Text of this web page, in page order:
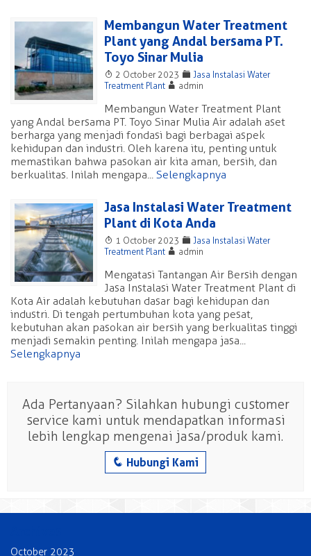
Membangun Water Treatment
Plant yang Andal bersama PT.
Toyo Sinar Mulia
T 2 October 2023 F Jasa Instalasi Water
Treatment Plant A admin
Membangun Water Treatment Plant
yang Andal bersama PT. Toyo Sinar Mulia Air adalah aset
berharga yang menjadi fondasi bagi berbagai aspek
kehidupan dan industri. Oleh karena itu, penting untuk
memastikan bahwa pasokan air kita aman, bersih, dan
berkualitas. Inilah mengapa... Selengkapnya
Jasa Instalasi Water Treatment
Plant di Kota Anda
T 1 October 2023 F Jasa Instalasi Water
Treatment Plant A admin
Mengatasi Tantangan Air Bersih dengan
Jasa Instalasi Water Treatment Plant di
Kota Air adalah kebutuhan dasar bagi kehidupan dan
industri. Di tengah pertumbuhan kota yang pesat,
kebutuhan akan pasokan air bersih yang berkualitas tinggi
menjadi semakin penting. Inilah mengapa jasa...
Selengkapnya
Ada Pertanyaan? Silahkan hubungi customer
service kami untuk mendapatkan informasi
lebih lengkap mengenai jasa/produk kami.
q Hubungi Kami
October 2023